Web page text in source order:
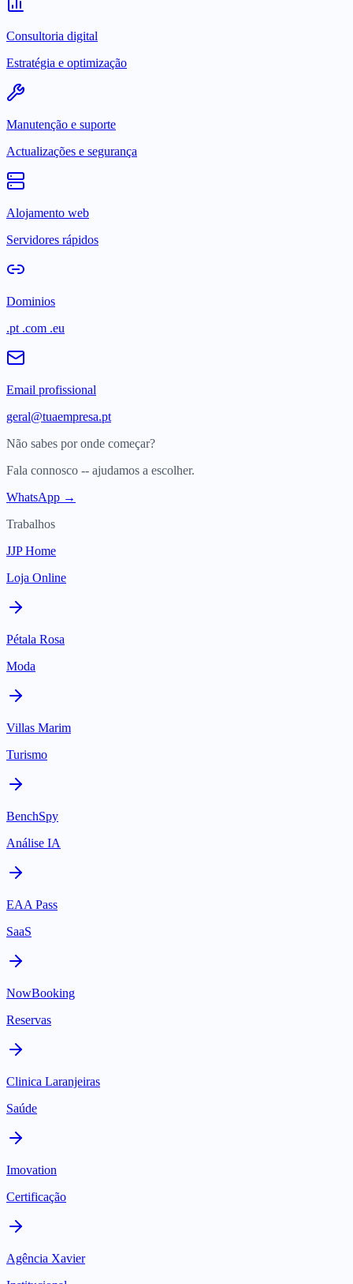
Consultoria digital
Estratégia e optimização
Manutenção e suporte
Actualizações e segurança
Alojamento web
Servidores rápidos
Dominios
.pt .com .eu
Email profissional
geral@tuaempresa.pt
Não sabes por onde começar?
Fala connosco -- ajudamos a escolher.
WhatsApp →
Trabalhos
JJP Home
Loja Online
Pétala Rosa
Moda
Villas Marim
Turismo
BenchSpy
Análise IA
EAA Pass
SaaS
NowBooking
Reservas
Clinica Laranjeiras
Saúde
Imovation
Certificação
Agência Xavier